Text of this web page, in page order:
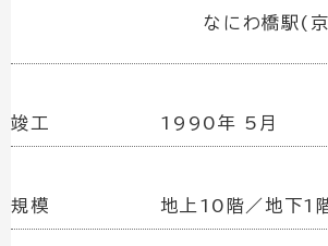
なにわ橋駅(
竣工 1990年 5月
規模 地上10階／地下1